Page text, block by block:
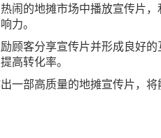
闹的地摊市场中播放宣传片
力。
顾客分享宣传片并形成良好
高转化率。
一部高质量的地摊宣传片，